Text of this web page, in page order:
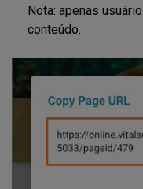
Nota: apenas
conteúdo.